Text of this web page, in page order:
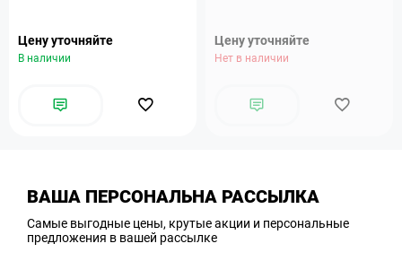
Цену уточняйте
В наличии
Цену уточняйте
Нет в наличии
ВАША ПЕРСОНАЛЬНА РАССЫЛКА
Самые выгодные цены, крутые акции и персональные
предложения в вашей рассылке